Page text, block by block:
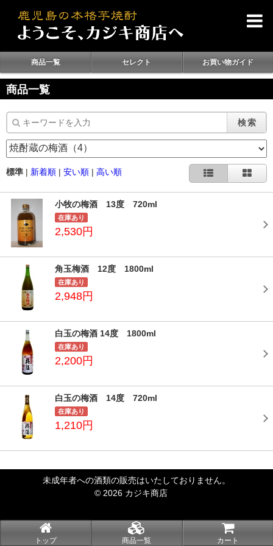
商品一覧 セレクト お買い物ガイド
商品一覧
検索
標準 | 新着順 | 安い順 | 高い順
小牧の梅酒 13度 720ml
在庫あり
2,530円
角玉梅酒 12度 1800ml
在庫あり
2,948円
白玉の梅酒 14度 1800ml
在庫あり
2,200円
白玉の梅酒 14度 720ml
在庫あり
1,210円
未成年者への酒類の販売はいたしておりません。
© 2026 カジキ商店
トップ 商品一覧 カート